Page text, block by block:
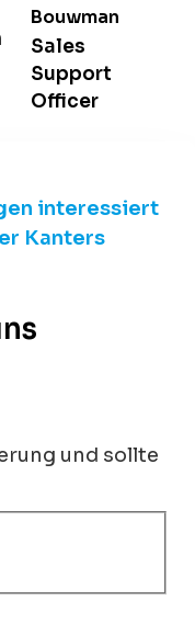
Bouwman
Sales
Support
Officer
interessiert
Kanters
und sollte